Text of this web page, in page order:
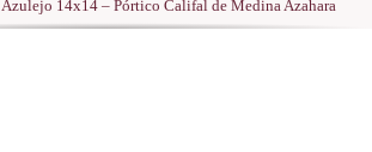
Azulejo 14x14 – Pórtico Califal de Medina Azahara